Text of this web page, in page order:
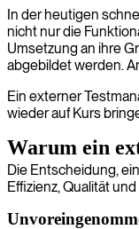
Wir stellen
Leistung entsprechen.
In der heutigen
nicht nur die
Umsetzung an ihre
abgebildet werden.
Ein externer
wieder auf Kurs
Warum ein
Die Entscheidung,
Effizienz, Qualität